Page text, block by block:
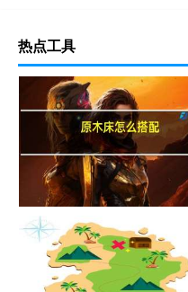
热点工具
原木床怎么搭配